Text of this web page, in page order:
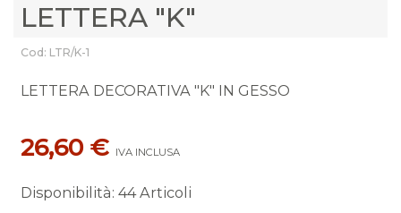
LETTERA "K"
Cod: LTR/K-1
LETTERA DECORATIVA "K" IN GESSO
26,60 € IVA INCLUSA
Disponibilità: 44 Articoli